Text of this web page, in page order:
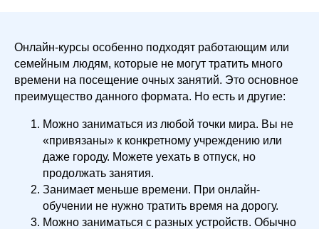
Онлайн-курсы особенно подходят работающим или
семейным людям, которые не могут тратить много
времени на посещение очных занятий. Это основное
преимущество данного формата. Но есть и другие:
Можно заниматься из любой точки мира. Вы не
«привязаны» к конкретному учреждению или
даже городу. Можете уехать в отпуск, но
продолжать занятия.
Занимает меньше времени. При онлайн-
обучении не нужно тратить время на дорогу.
Можно заниматься с разных устройств. Обычно